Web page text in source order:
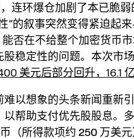
连环爆仓加剧了本已脆
”的叙事突然变得紧迫起
否在不给整个加密货币
稳定性的问题。本次市
美元后部分回升，16.1
难以想象的头条新闻重新
以帮助支付优先股股息。
（所得款项约 250 万美元